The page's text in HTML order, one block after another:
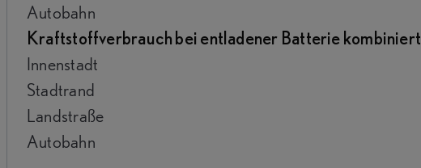
Autobahn
Kraftstoffverbrauch bei entladener Batterie kombiniert
Innenstadt
Stadtrand
Landstraße
Autobahn